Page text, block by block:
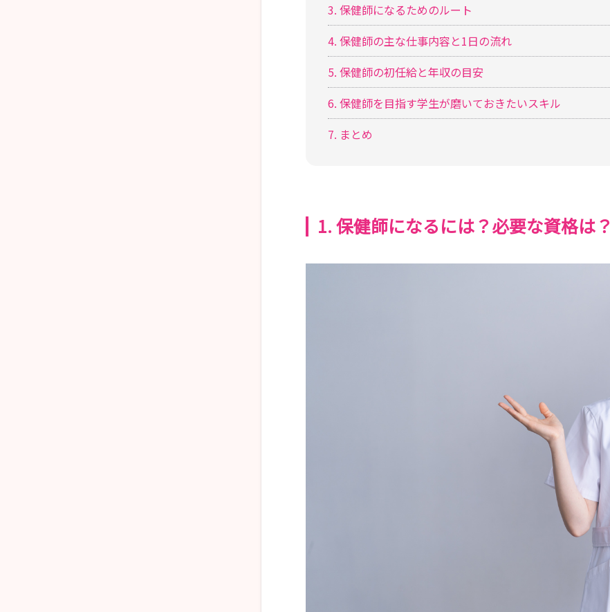
3. 保健師になるためのルート
4. 保健師の主な仕事内容と1日の流れ
5. 保健師の初任給と年収の目安
6. 保健師を目指す学生が磨いておきたいスキル
7. まとめ
1. 保健師になるには？必要な資格は？